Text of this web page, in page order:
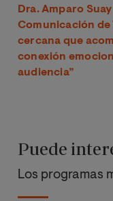
Dra. Amparo
Comunicación de
cercana que
conexión
audiencia”
Puede
Los programas